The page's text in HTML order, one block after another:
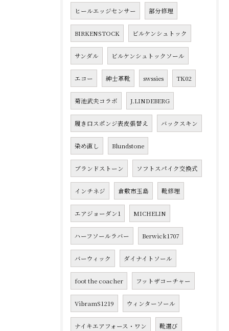
ヒールエッジセンサー 部分修理
BIRKENSTOCK ビルケンシュトック
サンダル ビルケンシュトックソール
エコー 紳士革靴 swssies TK02
菊池武夫コラボ J.LINDEBERG
履き口スポンジ表皮張替え バックスキン
染め直し Blundstone
ブランドストーン ソフトスパイク交換式
インチネジ 倉敷市玉島 靴修理
エアジョーダン1 MICHELIN
ハーフソールラバー Berwick1707
バーウィック ダイナイトソール
foot the coacher フットザコーチャー
VibramS1219 ウィンターソール
ナイキエアフォース・ワン 靴選び